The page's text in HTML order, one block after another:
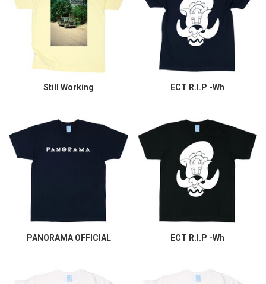
Still Working ECT R.I.P -Wh
PANORAMA OFFICIAL ECT R.I.P -Wh